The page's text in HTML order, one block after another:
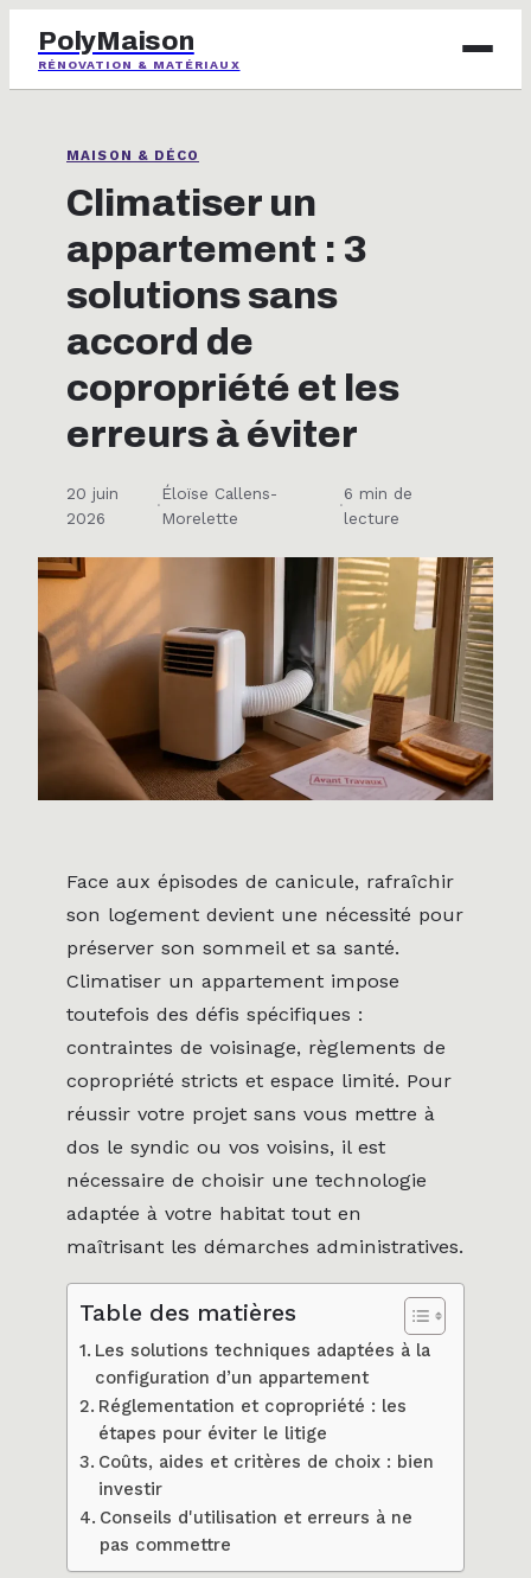
PolyMaison
RÉNOVATION & MATÉRIAUX
IMMOBILIER
JARDINAGE
MAISON & DÉCO
MAISON & DÉCO
Climatiser un
appartement : 3
solutions sans
accord de
copropriété et les
erreurs à éviter
20 juin
2026
·
Éloïse Callens-
Morelette
·
6 min de
lecture
Face aux épisodes de canicule, rafraîchir
son logement devient une nécessité pour
préserver son sommeil et sa santé.
Climatiser un appartement impose
toutefois des défis spécifiques :
contraintes de voisinage, règlements de
copropriété stricts et espace limité. Pour
réussir votre projet sans vous mettre à
dos le syndic ou vos voisins, il est
nécessaire de choisir une technologie
adaptée à votre habitat tout en
maîtrisant les démarches administratives.
Table des matières
Les solutions techniques adaptées à la
configuration d’un appartement
Réglementation et copropriété : les
étapes pour éviter le litige
Coûts, aides et critères de choix : bien
investir
Conseils d'utilisation et erreurs à ne
pas commettre